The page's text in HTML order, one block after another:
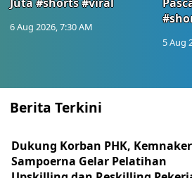
6 Aug 2026, 7:30 AM
5 Aug
Berita Terkini
Dukung Korban PHK,
Sampoerna Gelar Pelatihan